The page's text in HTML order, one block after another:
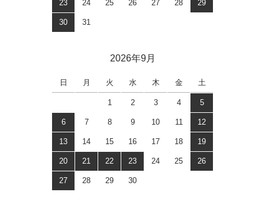
23 24 25 26 27 28 29
30 31
2026年9月
日 月 火 水 木 金 土
1 2 3 4 5
6 7 8 9 10 11 12
13 14 15 16 17 18 19
20 21 22 23 24 25 26
27 28 29 30